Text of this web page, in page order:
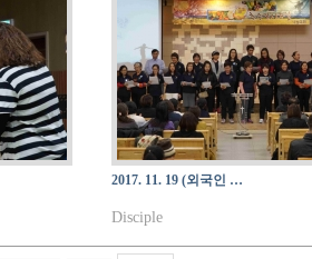
2017. 11. 19 (외국인 …
Disciple